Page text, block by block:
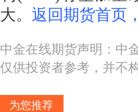
大。 返回期货首页
中金在线期货声明：中
仅供投资者参考，并不
为您推荐